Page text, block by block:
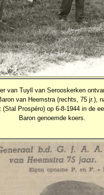
van Tuyll van Serooskerken
van Heemstra (rechts, 75 jr.),
(Stal Prospéro) op 6-8-1944 in de
Baron genoemde koers.